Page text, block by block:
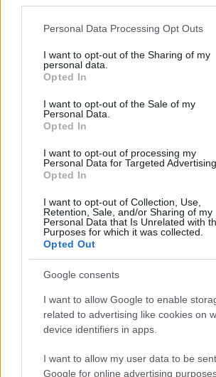
Please note that this website/app uses one
not limited to your visit or usage behaviour.
grant or deny consent to Google and its
use your data for below specified purposes
consent section.
Personal Data Processing Opt Outs
I want to opt-out of the Sharing of my
personal data.
Opted In
I want to opt-out of the Sale of my
Personal Data.
Opted In
I want to opt-out of processing my
Personal Data for Targeted Advertising.
Opted In
I want to opt-out of Collection, Use,
Retention, Sale, and/or Sharing of my
Personal Data that Is Unrelated with
Purposes for which it was collected.
Opted Out
Google consents
I want to allow Google to enable
related to advertising like cookies on
device identifiers in apps.
I want to allow my user data to be
Google for online advertising
ΕΞΕΛΙΞΗ: H Τουρκία
εκτοξευτές της MLRS και
Και η Lufthansa
Boeing 777-9 – Νέος
την αμερικανική εταιρεία
Drakon: το μεγαλύτερο
στο Ισραήλ